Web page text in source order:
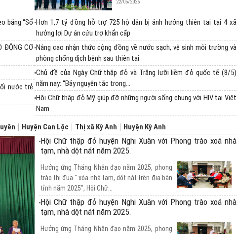
bằng “Sổ
ĐỘNG CƠ
nước trẻ
22/05/2026
Hơn 1,7 tỷ đồng hỗ trợ 725 hộ dân bị ảnh hưởng thiên tai tại 4 xã
hưởng lợi Dự án cứu trợ khẩn cấp
Nâng cao nhận thức cộng đồng về nước sạch, vệ sinh môi trường và
phòng chống dịch bệnh sau thiên tai
Chủ đề của Ngày Chữ thập đỏ và Trăng lưỡi liềm đỏ quốc tế (8/5)
năm nay: “Bảy nguyên tắc trong...
Hội Chữ thập đỏ Mỹ giúp đỡ những người sống chung với HIV tại Việt
Nam
Huyện Can Lộc Thị xã Kỳ Anh Huyện Kỳ Anh
Hội Chữ thập đỏ huyện Nghi Xuân với Phong trào xoá nhà
tạm, nhà dột nát năm 2025.
Hưởng ứng Tháng Nhân đạo năm 2025, phong
trào thi đua " xóa nhà tạm, dột nát trên địa bàn
tỉnh năm 2025", Hội Chữ...
Hội Chữ thập đỏ huyện Nghi Xuân với Phong trào xoá nhà
tạm, nhà dột nát năm 2025.
Hưởng ứng Tháng Nhân đạo năm 2025, phong